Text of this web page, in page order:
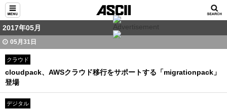
2017年05月
05月31日
クラウド
cloudpack、AWSクラウド移行をサポートする「migrationpack」
登場
デジタル